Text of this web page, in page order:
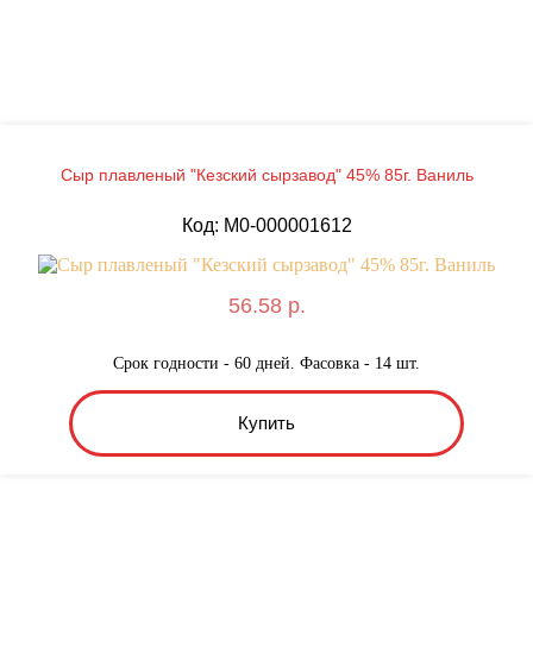
Сыр плавленый "Кезский сырзавод" 45% 85г. Ваниль
Код: M0-000001612
56.58 р.
Срок годности - 60 дней. Фасовка - 14 шт.
Купить